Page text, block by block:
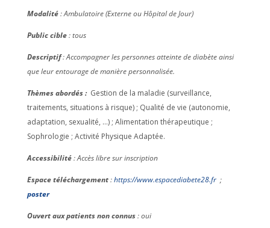
Modalité: Ambulatoire (Externe ou Hôpital de Jour)
Public cible: tous
Descriptif: Accompagner les personnes atteinte de diabète ainsi
que leur entourage de manière personnalisée.
Thèmes abordés : Gestion de la maladie (surveillance,
traitements, situations à risque) ; Qualité de vie (autonomie,
adaptation, sexualité, …) ; Alimentation thérapeutique ;
Sophrologie ; Activité Physique Adaptée.
Accessibilité: Accès libre sur inscription
Espace téléchargement:https://www.espacediabete28.fr ;
poster
Ouvert aux patients non connus: oui